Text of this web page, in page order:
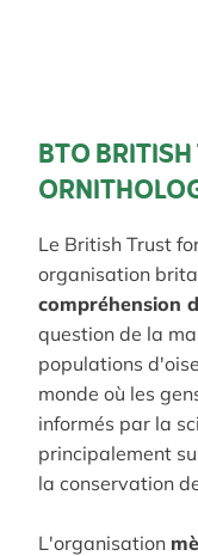
BTO
Le British Trust
organisation
compréhension
question de la
populations
monde où les
informés par la
principalement
la conservation
L'organisation